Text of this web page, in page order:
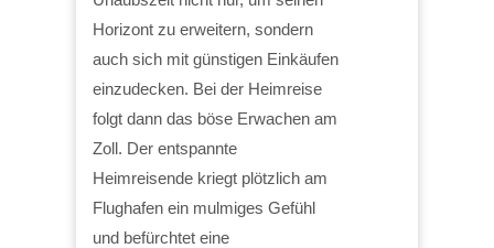
Horizont zu erweitern, sondern
auch sich mit günstigen Einkäufen
einzudecken. Bei der Heimreise
folgt dann das böse Erwachen am
Zoll. Der entspannte
Heimreisende kriegt plötzlich am
Flughafen ein mulmiges Gefühl
und befürchtet eine